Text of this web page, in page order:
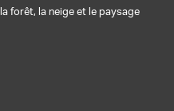
forêt, la neige et le paysage